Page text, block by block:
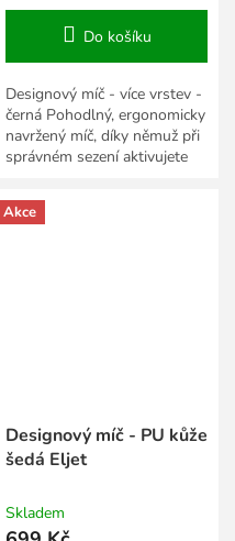
Do košíku
Designový míč - více vrstev -
černá Pohodlný, ergonomicky
navržený míč, díky němuž při
správném sezení aktivujete
Akce
Designový míč - PU kůže
šedá Eljet
Skladem